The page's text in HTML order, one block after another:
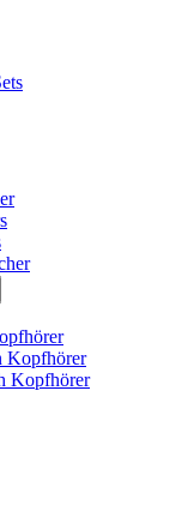
Kopfhörer
Kopfhörer